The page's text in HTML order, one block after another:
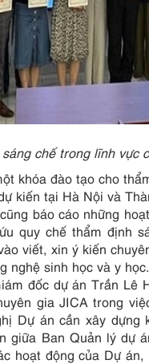
chế trong lĩnh vực
khóa đào tạo cho
kiến tại Hà Nội và
báo cáo những
quy chế thẩm định
viết, xin ý kiến
nghệ sinh học và y học.
đốc dự án Trần Lê
gia JICA trong
Dự án cần xây
giữa Ban Quản lý dự
hoạt động của Dự